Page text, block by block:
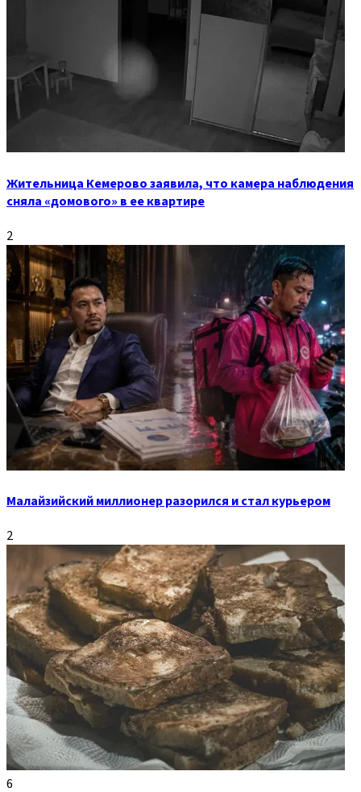
Жительница Кемерово заявила, что камера наблюдения
сняла «домового» в ее квартире
2
Малайзийский миллионер разорился и стал курьером
2
6